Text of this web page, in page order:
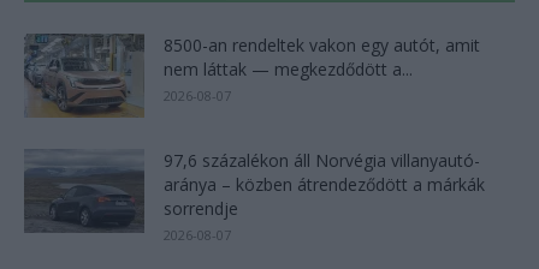
8500-an rendeltek vakon egy autót, amit
nem láttak — megkezdődött a...
2026-08-07
97,6 százalékon áll Norvégia villanyautó-
aránya – közben átrendeződött a márkák
sorrendje
2026-08-07